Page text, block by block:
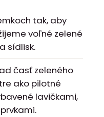
tak, aby
voľné zelené
sídlisk.
časť zeleného
ako pilotné
lavičkami,